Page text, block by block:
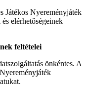
Játékos Nyereményjáték
elérhetőségeinek
feltételei
önkéntes. A